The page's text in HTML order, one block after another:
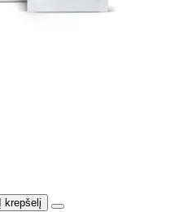
Į krepšelį